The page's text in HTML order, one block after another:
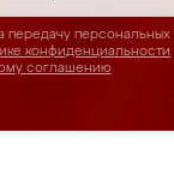
передачу персональных
конфиденциальности
соглашению